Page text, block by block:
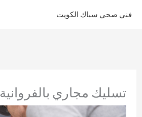
فني صحي سباك الكويت
تسليك مجاري بالفروانية 69614593